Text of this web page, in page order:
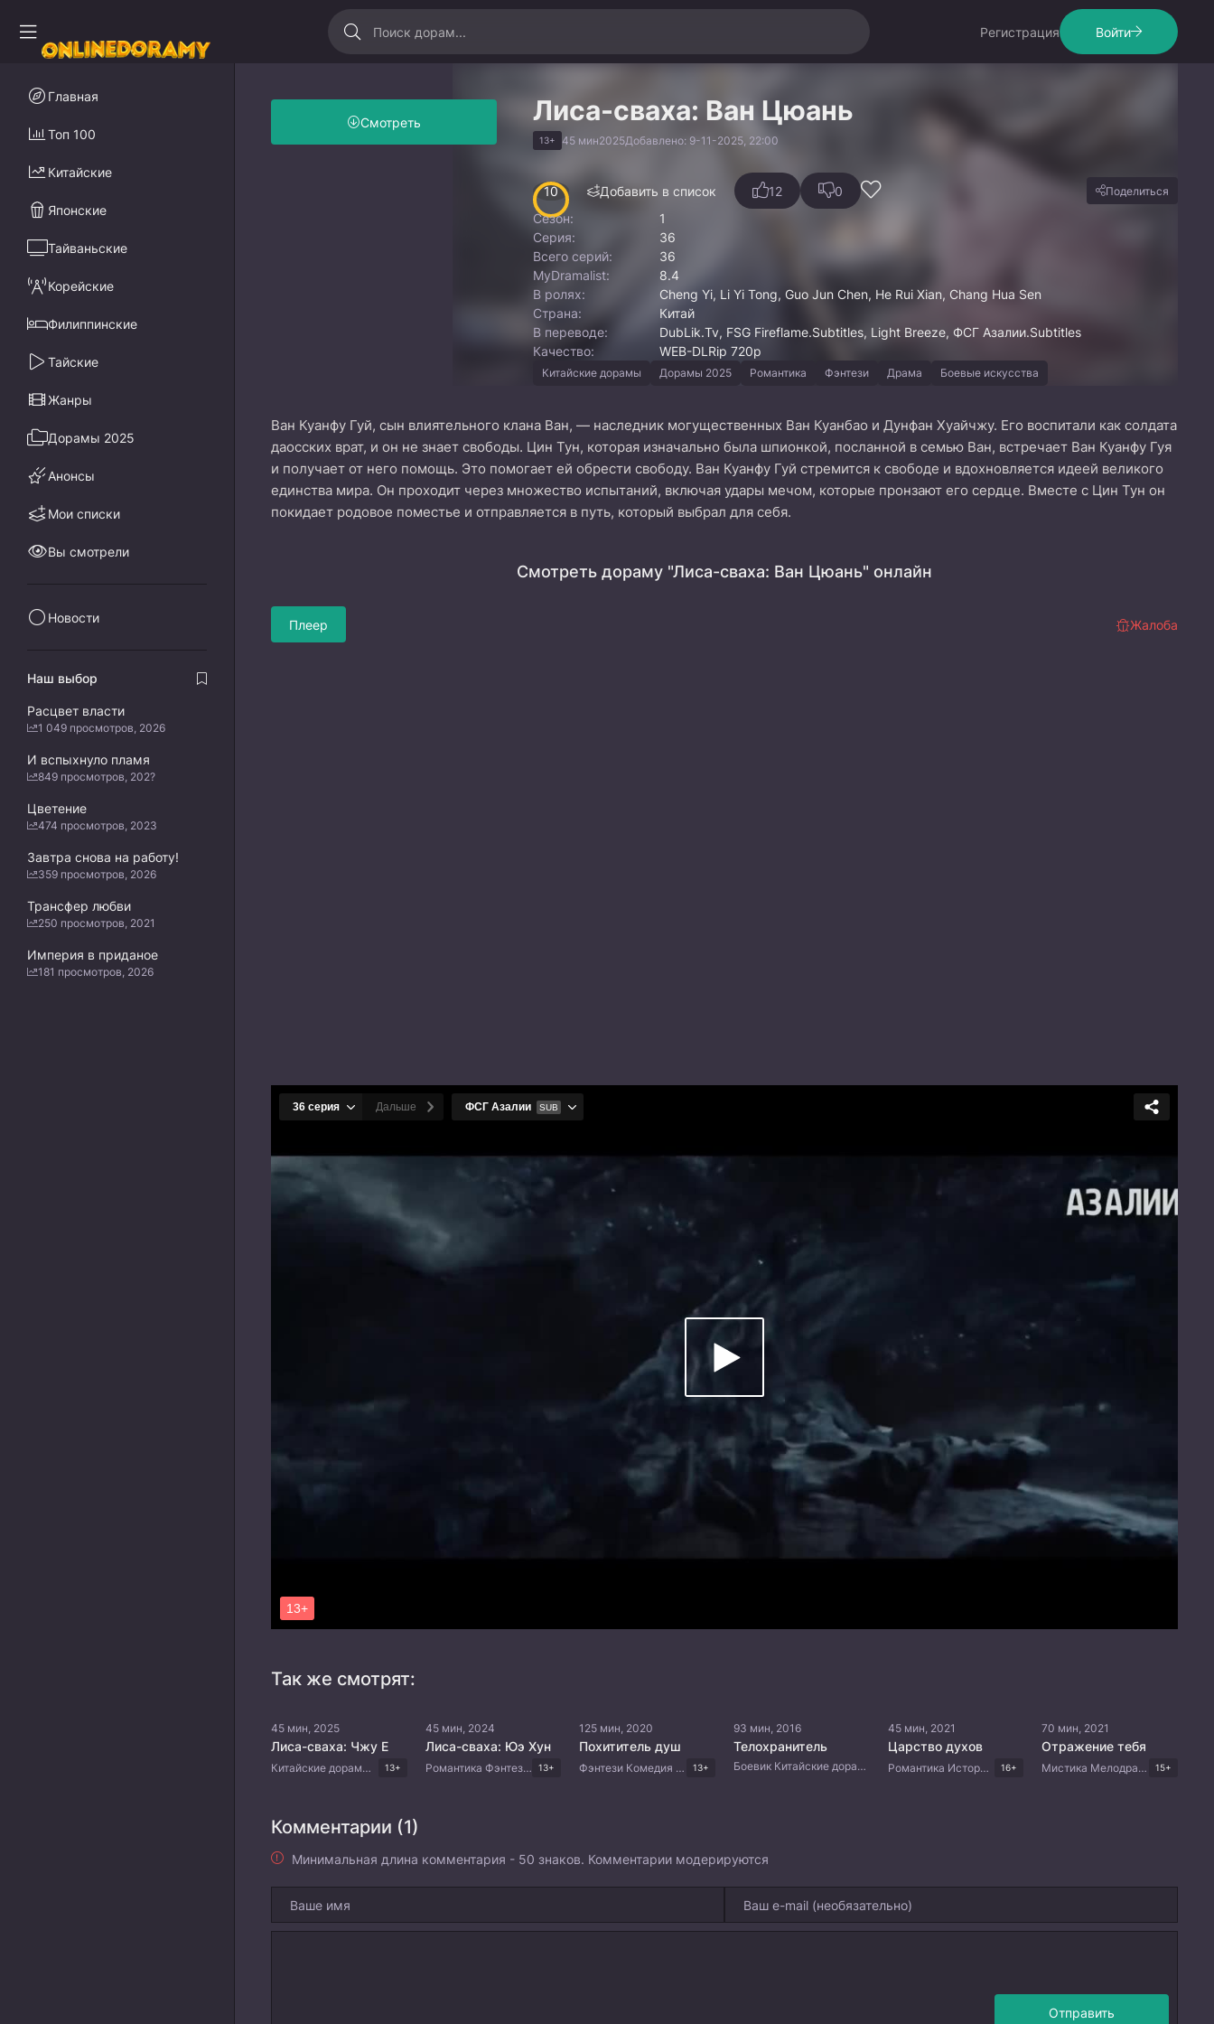
Регистрация Войти
Лиса-сваха: Ван Цюань
13+ 45 мин2025Добавлено: 9-11-2025, 22:00
Смотреть
10 Добавить в список 12 0 Поделиться
Сезон:
1
Серия:
36
Всего серий:
36
MyDramalist:
8.4
В ролях:
Cheng Yi, Li Yi Tong, Guo Jun Chen, He Rui Xian, Chang Hua Sen
Страна:
Китай
В переводе:
DubLik.Tv, FSG Fireflame.Subtitles, Light Breeze, ФСГ Азалии.Subtitles
Качество:
WEB-DLRip 720p
Китайские дорамы Дорамы 2025 Романтика Фэнтези Драма Боевые искусства
Ван Куанфу Гуй, сын влиятельного клана Ван, — наследник могущественных Ван Куанбао и Дунфан Хуайчжу. Его воспитали как солдата
даосских врат, и он не знает свободы. Цин Тун, которая изначально была шпионкой, посланной в семью Ван, встречает Ван Куанфу Гуя
и получает от него помощь. Это помогает ей обрести свободу. Ван Куанфу Гуй стремится к свободе и вдохновляется идеей великого
единства мира. Он проходит через множество испытаний, включая удары мечом, которые пронзают его сердце. Вместе с Цин Тун он
покидает родовое поместье и отправляется в путь, который выбрал для себя.
Смотреть дораму "Лиса-сваха: Ван Цюань" онлайн
Плеер Жалоба
Так же смотрят:
45 мин, 2025
Лиса-сваха: Чжу Е
Китайские дорамы Дорамы 2025 Романтика Фэнтези Драма Боевые искусства 13+
45 мин, 2024
Лиса-сваха: Юэ Хун
Романтика Фэнтези Драма Боевые искусства Китайские дорамы 13+
125 мин, 2020
Похититель душ
Фэнтези Комедия Боевые искусства Китайские дорамы 13+
93 мин, 2016
Телохранитель
Боевик Китайские дорамы
45 мин, 2021
Царство духов
Романтика Исторический Боевик Фэнтези Китайские дорамы 16+
70 мин, 2021
Отражение тебя
Мистика Мелодрама Триллер Драма Корейские дорамы 15+
Комментарии (1)
Минимальная длина комментария - 50 знаков. Комментарии модерируются
Отправить
Главная
Топ 100
Китайские
Японские
Тайваньские
Корейские
Филиппинские
Тайские
Жанры
Дорамы 2025
Анонсы
Мои списки
Вы смотрели
Новости
Наш выбор
Расцвет власти
1 049 просмотров, 2026
И вспыхнуло пламя
849 просмотров, 202?
Цветение
474 просмотров, 2023
Завтра снова на работу!
359 просмотров, 2026
Трансфер любви
250 просмотров, 2021
Империя в приданое
181 просмотров, 2026